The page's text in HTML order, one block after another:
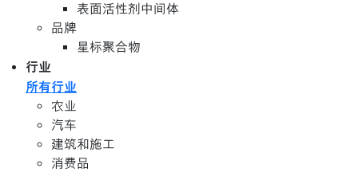
表面活性剂中间体
品牌
星标聚合物
行业
所有行业
农业
汽车
建筑和施工
消费品